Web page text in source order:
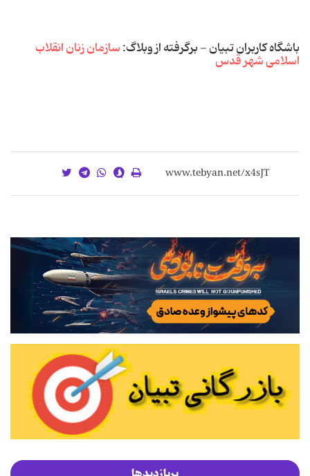
باشگاه کاربران تبیان - برگرفته از وبلاگ:سازمان زنان انقلاب
اسلامی شهر قدس